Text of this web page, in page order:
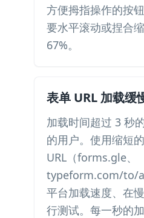
方便拇指操作的按
要水平滚动或捏合
67%。
表单 URL 加载缓
加载时间超过 3 秒
的用户。使用缩短的
URL（forms.gle、
typeform.com/to/
平台加载速度、在
行测试。每一秒的